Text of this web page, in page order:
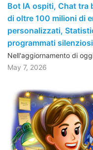
Bot IA ospiti, Chat tra
di oltre 100 milioni di
personalizzati,
programmati
Nell'aggiornamento di
May 7, 2026